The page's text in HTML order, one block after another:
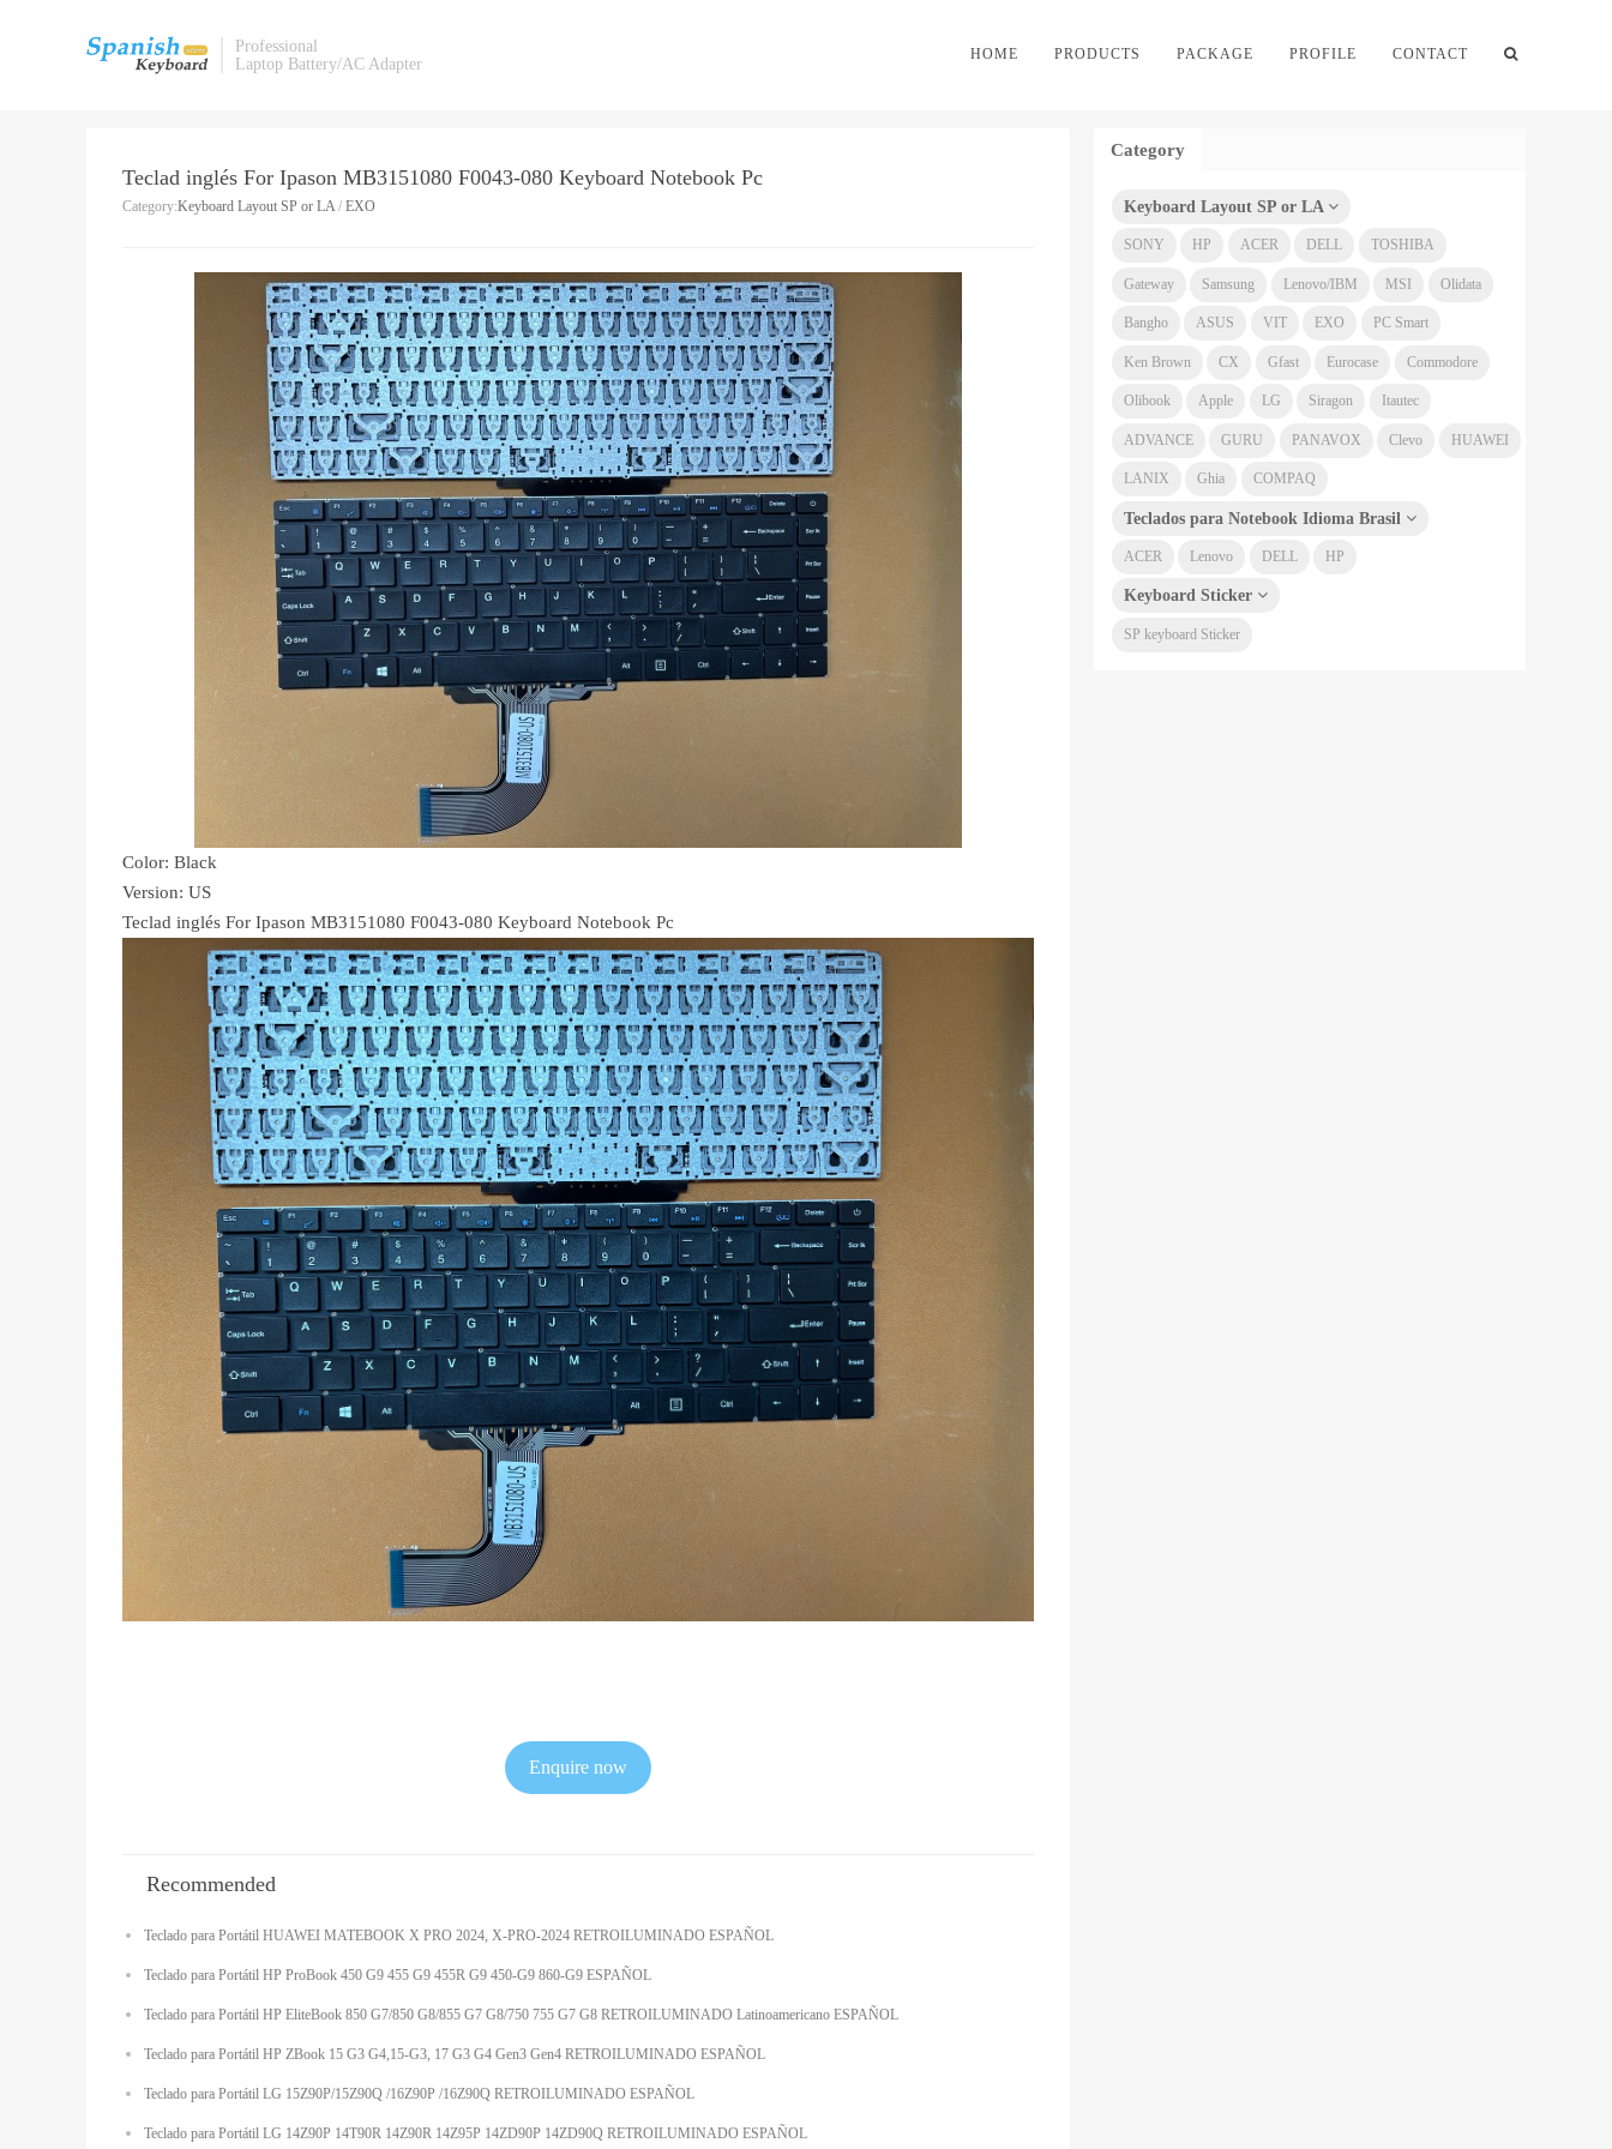
Professional
Laptop Battery/AC Adapter
HOME PRODUCTS PACKAGE PROFILE CONTACT
Teclad inglés For Ipason MB3151080 F0043-080 Keyboard Notebook Pc
Category:Keyboard Layout SP or LA/ EXO
Color: Black
Version: US
Teclad inglés For Ipason MB3151080 F0043-080 Keyboard Notebook Pc
Enquire now
Recommended
Teclado para Portátil HUAWEI MATEBOOK X PRO 2024, X-PRO-2024 RETROILUMINADO ESPAÑOL
Teclado para Portátil HP ProBook 450 G9 455 G9 455R G9 450-G9 860-G9 ESPAÑOL
Teclado para Portátil HP EliteBook 850 G7/850 G8/855 G7 G8/750 755 G7 G8 RETROILUMINADO Latinoamericano ESPAÑOL
Teclado para Portátil HP ZBook 15 G3 G4,15-G3, 17 G3 G4 Gen3 Gen4 RETROILUMINADO ESPAÑOL
Teclado para Portátil LG 15Z90P/15Z90Q /16Z90P /16Z90Q RETROILUMINADO ESPAÑOL
Teclado para Portátil LG 14Z90P 14T90R 14Z90R 14Z95P 14ZD90P 14ZD90Q RETROILUMINADO ESPAÑOL
Category
Keyboard Layout SP or LA
SONY HP ACER DELL TOSHIBA
Gateway Samsung Lenovo/IBM MSI Olidata
Bangho ASUS VIT EXO PC Smart
Ken Brown CX Gfast Eurocase Commodore
Olibook Apple LG Siragon Itautec
ADVANCE GURU PANAVOX Clevo HUAWEI
LANIX Ghia COMPAQ
Teclados para Notebook Idioma Brasil
ACER Lenovo DELL HP
Keyboard Sticker
SP keyboard Sticker